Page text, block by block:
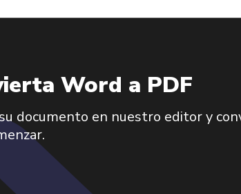
Word a PDF
documento en nuestro editor y